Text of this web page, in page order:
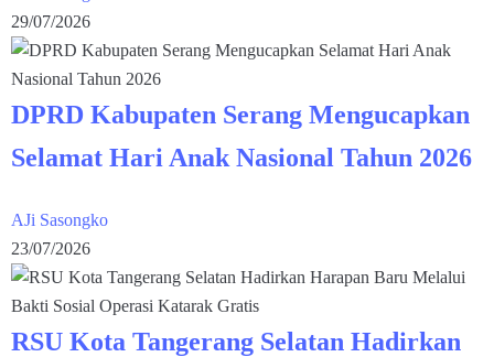
29/07/2026
DPRD Kabupaten Serang Mengucapkan
Selamat Hari Anak Nasional Tahun 2026
AJi Sasongko
23/07/2026
RSU Kota Tangerang Selatan Hadirkan